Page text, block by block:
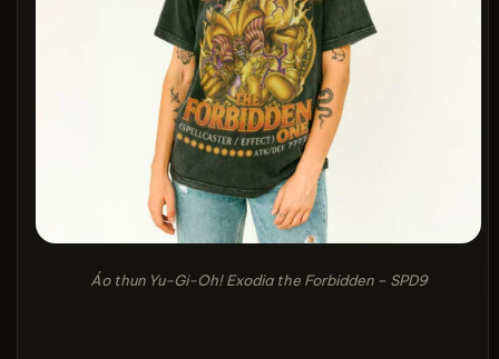
Áo thun Yu-Gi-Oh! Exodia the Forbidden – SPD9